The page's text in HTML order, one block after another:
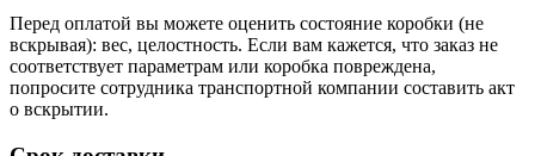
Перед оплатой вы можете оценить состояние коробки (не
вскрывая): вес, целостность. Если вам кажется, что заказ не
соответствует параметрам или коробка повреждена,
попросите сотрудника транспортной компании составить акт
о вскрытии.